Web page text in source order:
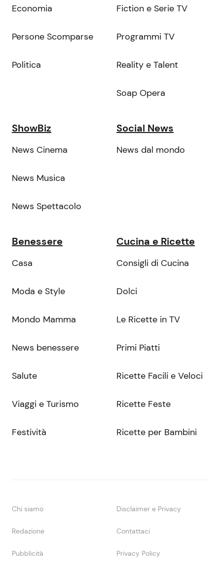
Economia
Persone Scomparse
Politica
Fiction e Serie TV
Programmi TV
Reality e Talent
Soap Opera
ShowBiz
News Cinema
News Musica
News Spettacolo
Social News
News dal mondo
Benessere
Casa
Moda e Style
Mondo Mamma
News benessere
Salute
Viaggi e Turismo
Festività
Cucina e Ricette
Consigli di Cucina
Dolci
Le Ricette in TV
Primi Piatti
Ricette Facili e Veloci
Ricette Feste
Ricette per Bambini
Chi siamo Disclaimer e Privacy
Redazione Contattaci
Pubblicità Privacy Policy